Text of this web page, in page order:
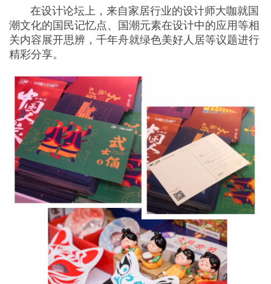
在设计论坛上，来自家居行业的设计师大咖就国
潮文化的国民记忆点、国潮元素在设计中的应用等相
关内容展开思辨，千年舟就绿色美好人居等议题进行
精彩分享。